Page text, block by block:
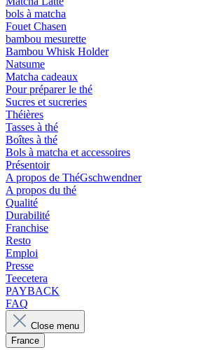
bols à matcha
Fouet Chasen
bambou mesurette
Bambou Whisk Holder
Natsume
Matcha cadeaux
Pour préparer le thé
Sucres et sucreries
Théières
Tasses à thé
Boîtes à thé
Bols à matcha et accessoires
Présentoir
A propos de ThéGschwendner
A propos du thé
Qualité
Durabilité
Franchise
Resto
Emploi
Presse
Teecetera
PAYBACK
FAQ
Close menu
France